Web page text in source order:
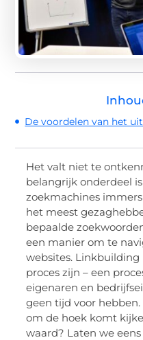
De voordelen van het
Het valt niet te
belangrijk onderdeel
zoekmachines
het meest
bepaalde
een manier om te
websites.
proces zijn – een
eigenaren en
geen tijd voor
om de hoek komt
waard? Laten we